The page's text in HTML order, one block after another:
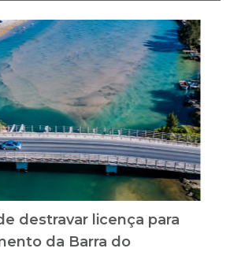
destravar licença para
da Barra do